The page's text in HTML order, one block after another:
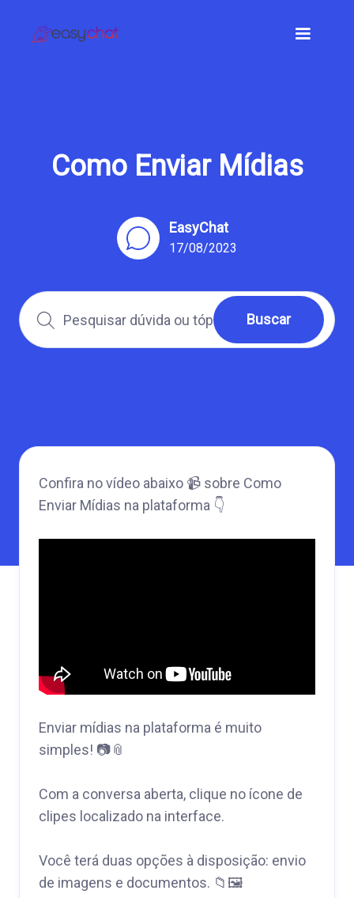
Como Enviar Mídias
EasyChat
17/08/2023
Confira no vídeo abaixo 📹 sobre Como
Enviar Mídias na plataforma 👇
Enviar mídias na plataforma é muito
simples! 📷📎
Com a conversa aberta, clique no ícone de
clipes localizado na interface.
Você terá duas opções à disposição: envio
de imagens e documentos. 📁🖼️